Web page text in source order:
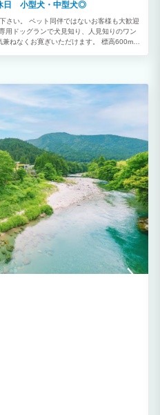
日 小型犬・中型犬◎
さい。 ペット同伴ではないお客様も大歓迎
ドッグランで犬見知り、人見知りのワン
ねなくお寛ぎいただけます。 標高600m那